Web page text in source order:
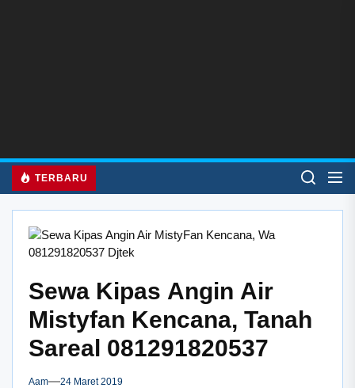
TERBARU
Sewa Kipas Angin Air
Mistyfan Kencana, Tanah
Sareal 081291820537
Aam 24 Maret 2019